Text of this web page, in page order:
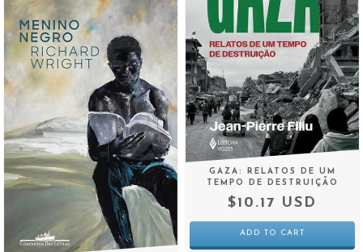
GAZA: RELATOS DE UM
TEMPO DE DESTRUIÇÃO
$10.17 USD